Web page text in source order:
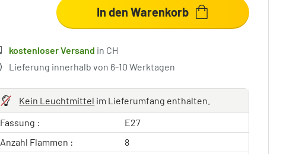
In den Warenkorb
kostenloser Versand in CH
Lieferung innerhalb von 6-10 Werktagen
Kein Leuchtmittel im Lieferumfang enthalten.
Fassung :
E27
Anzahl Flammen :
8